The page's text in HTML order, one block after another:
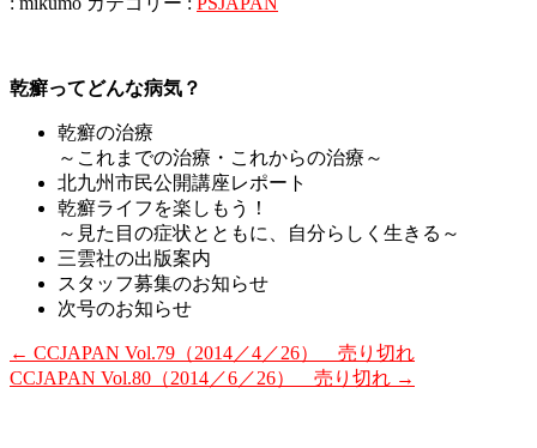
乾癬ってどんな病気？
乾癬の治療
～これまでの治療・これからの治療～
北九州市民公開講座レポート
乾癬ライフを楽しもう！
～見た目の症状とともに、自分らしく生きる～
三雲社の出版案内
スタッフ募集のお知らせ
次号のお知らせ
← CCJAPAN Vol.79（2014／4／26） 売り切れ
CCJAPAN Vol.80（2014／6／26） 売り切れ →